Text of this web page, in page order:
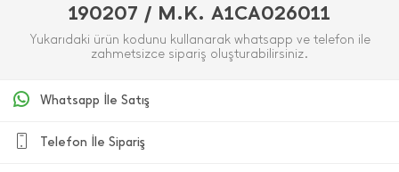
190207 / M.K. A1CA026011
Yukarıdaki ürün kodunu kullanarak whatsapp ve telefon ile
zahmetsizce sipariş oluşturabilirsiniz.
Whatsapp İle Satış
Telefon İle Sipariş